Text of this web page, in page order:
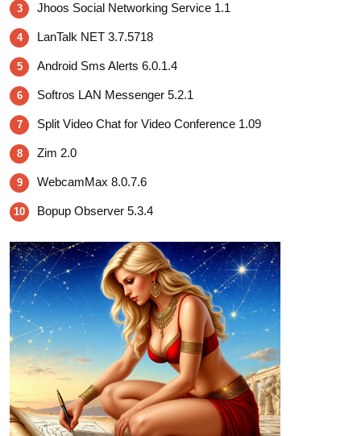
3 Jhoos Social Networking Service 1.1
4 LanTalk NET 3.7.5718
5 Android Sms Alerts 6.0.1.4
6 Softros LAN Messenger 5.2.1
7 Split Video Chat for Video Conference 1.09
8 Zim 2.0
9 WebcamMax 8.0.7.6
10 Bopup Observer 5.3.4